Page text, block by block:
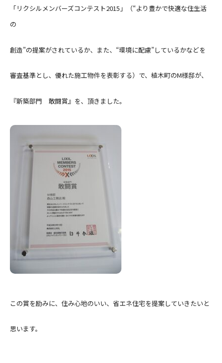
「リクシルメンバーズコンテスト2015」（“より豊かで快適な住生活
の
創造”の提案がされているか、また、“環境に配慮”しているかなどを
審査基準とし、優れた施工物件を表彰する）で、植木町のM様邸が、
『新築部門 敢闘賞』を、頂きました。
この賞を励みに、住み心地のいい、省エネ住宅を提案していきたいと
思います。